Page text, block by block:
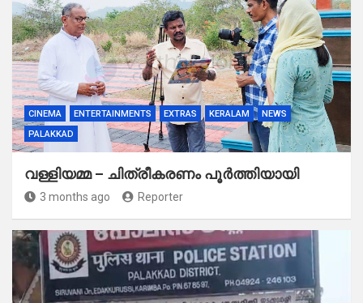
CINEMA ENTERTAINMENTS EXTRAS KERALAM
NEWS
PALAKKAD
വള്ളിയമ്മ – ചിത്രീകരണം പൂർത്തിയായി
3 months ago Reporter